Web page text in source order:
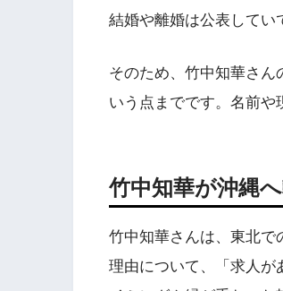
結婚や離婚は公表してい
そのため、竹中知華さん
いう点までです。名前や
竹中知華が沖縄
竹中知華さんは、東北で
理由について、「求人が